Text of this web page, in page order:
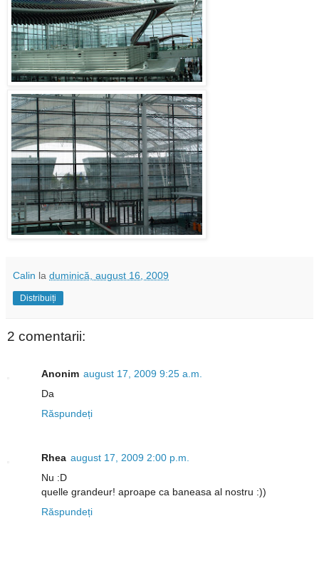
Calin la duminică, august 16, 2009
Distribuiți
2 comentarii:
Anonim august 17, 2009 9:25 a.m.
Da
Răspundeți
Rhea august 17, 2009 2:00 p.m.
Nu :D
quelle grandeur! aproape ca baneasa al nostru :))
Răspundeți